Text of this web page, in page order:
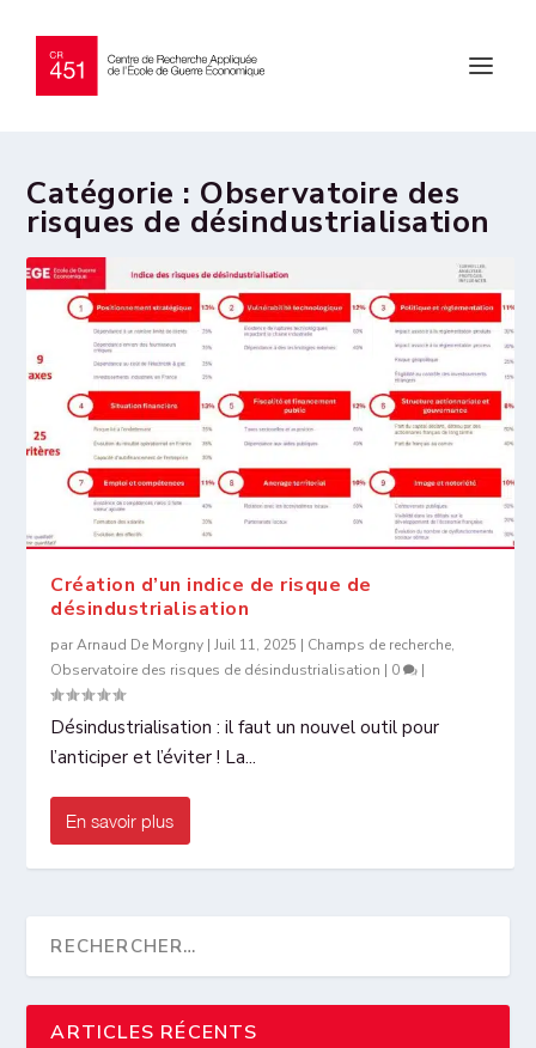
Catégorie : Observatoire des
risques de désindustrialisation
Création d’un indice de risque de
désindustrialisation
parArnaud De Morgny |Juil 11, 2025 | Champs de recherche,
Observatoire des risques de désindustrialisation | 0 |
Désindustrialisation : il faut un nouvel outil pour
l’anticiper et l’éviter ! La...
En savoir plus
ARTICLES RÉCENTS